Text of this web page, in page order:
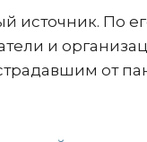
По
и
от